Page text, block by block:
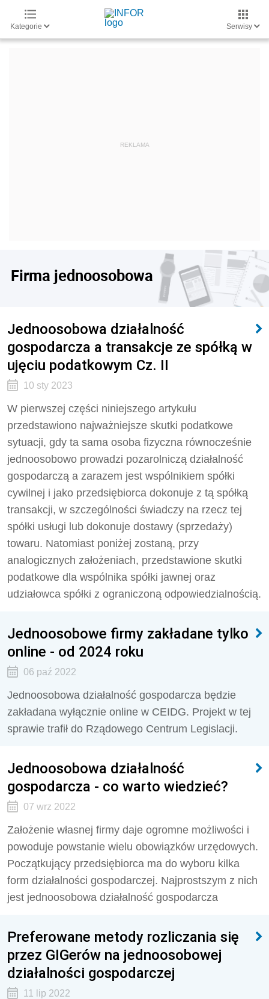
Kategorie Serwisy
Firma jednoosobowa
Jednoosobowa działalność
gospodarcza a transakcje ze spółką w
ujęciu podatkowym Cz. II
10 sty 2023
W pierwszej części niniejszego artykułu
przedstawiono najważniejsze skutki podatkowe
sytuacji, gdy ta sama osoba fizyczna równocześnie
jednoosobowo prowadzi pozarolniczą działalność
gospodarczą a zarazem jest wspólnikiem spółki
cywilnej i jako przedsiębiorca dokonuje z tą spółką
transakcji, w szczególności świadczy na rzecz tej
spółki usługi lub dokonuje dostawy (sprzedaży)
towaru. Natomiast poniżej zostaną, przy
analogicznych założeniach, przedstawione skutki
podatkowe dla wspólnika spółki jawnej oraz
udziałowca spółki z ograniczoną odpowiedzialnością.
Jednoosobowe firmy zakładane tylko
online - od 2024 roku
06 paź 2022
Jednoosobowa działalność gospodarcza będzie
zakładana wyłącznie online w CEIDG. Projekt w tej
sprawie trafił do Rządowego Centrum Legislacji.
Jednoosobowa działalność
gospodarcza - co warto wiedzieć?
07 wrz 2022
Założenie własnej firmy daje ogromne możliwości i
powoduje powstanie wielu obowiązków urzędowych.
Początkujący przedsiębiorca ma do wyboru kilka
form działalności gospodarczej. Najprostszym z nich
jest jednoosobowa działalność gospodarcza
Preferowane metody rozliczania się
przez GIGerów na jednoosobowej
działalności gospodarczej
11 lip 2022